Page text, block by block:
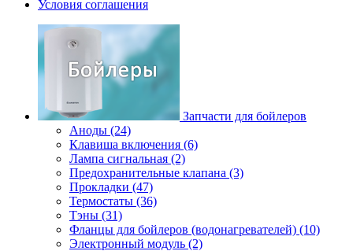
Условия соглашения
Запчасти для бойлеров
Аноды (24)
Клавиша включения (6)
Лампа сигнальная (2)
Предохранительные клапана (3)
Прокладки (47)
Термостаты (36)
Тэны (31)
Фланцы для бойлеров (водонагревателей) (10)
Электронный модуль (2)